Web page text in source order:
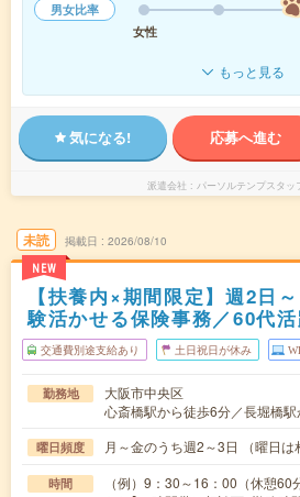
男女比率
女性
もっと見る
気になる! 応募へ進む
派遣会社 パーソルテンプスタッ
未読
NEW
掲載日 2026/08/10
【扶養内×期間限定】週2日
験活かせる保険事務／60代活
交通費別途支給あり 土日祝日が休み
勤務地
大阪市中央区
心斎橋駅から徒歩6分／長堀橋
曜日頻度 月～金のうち週2～3日 （曜日は
時間
（例）9：30～16：00（休憩